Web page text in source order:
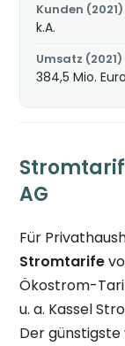
Kunden (2021)
k.A.
Umsatz (2021)
384,5 Mio. Euro
AG
Für
Stromtarife
Ökostrom-
u. a. Kassel
Der